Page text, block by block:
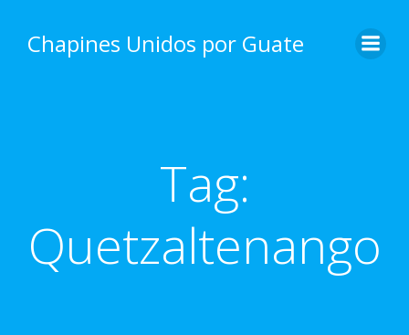
content
Chapines Unidos por Guate
Tag:
Quetzaltenango